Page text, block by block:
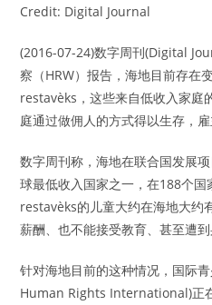
Credit: Digital Journal
(2016-07-24)数字周刊(Digital
察（HRW）报告，海地目前存在
restavèks，这些来自低收入家庭
庭通过做佣人的方式得以生存，
数字周刊称，海地在联合国发展
球最低收入国家之一，在188个
restavèks的儿童大约在海地大约
薪酬、也不能接受教育、甚至遭到
针对海地目前的这种情况，国际
Human Rights International)正